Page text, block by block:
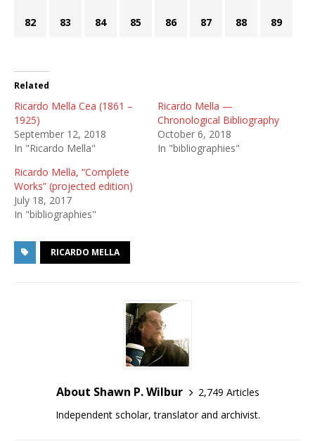
82 83 84 85 86 87 88 89
Related
Ricardo Mella Cea (1861 –
1925)
September 12, 2018
In "Ricardo Mella"
Ricardo Mella —
Chronological Bibliography
October 6, 2018
In "bibliographies"
Ricardo Mella, “Complete
Works” (projected edition)
July 18, 2017
In "bibliographies"
RICARDO MELLA
About Shawn P. Wilbur
2,749 Articles
Independent scholar, translator and archivist.